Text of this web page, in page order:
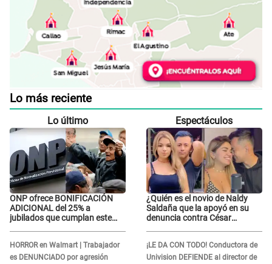
Lo más reciente
Lo último
ONP ofrece BONIFICACIÓN
ADICIONAL del 25% a
jubilados que cumplan este
HORROR en Walmart | Trabajador
es DENUNCIADO por agresión
Espectáculos
¿Quién es el novio de Naldy
Saldaña que la apoyó en su
denuncia contra César
¡LE DA CON TODO! Conductora de
Univision DEFIENDE al director de